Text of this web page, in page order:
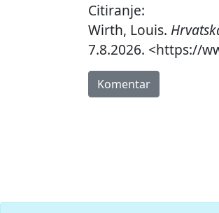
Citiranje:
Wirth, Louis.
7.8.2026. <https://
Komentar